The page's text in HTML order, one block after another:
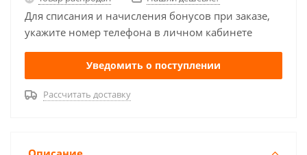
Для списания и начисления бонусов при заказе,
укажите номер телефона в личном кабинете
Уведомить о поступлении
Рассчитать доставку